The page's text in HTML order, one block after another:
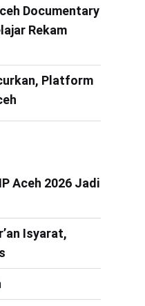
Documentary
Rekam
Platform
Aceh 2026 Jadi
Isyarat,